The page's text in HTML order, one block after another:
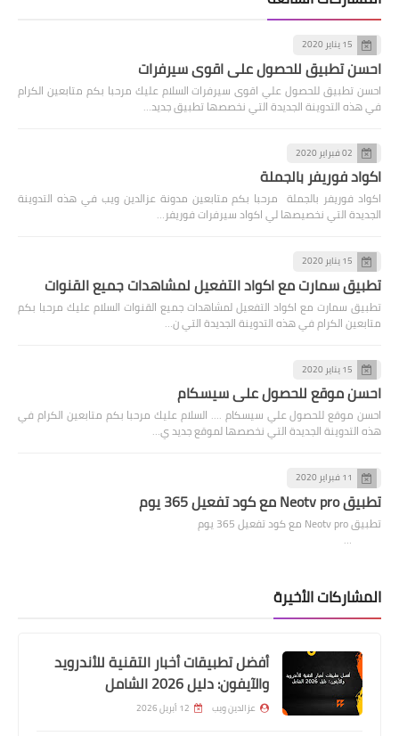
15 يناير 2020
احسن تطبيق للحصول علي اقوى سيرفرات
احسن تطبيق للحصول علي اقوى سيرفرات السلام عليك مرحبا بكم متابعين الكرام
في هذه التدوينة الجديدة التي نخصصها تطبيق جديد…
02 فبراير 2020
اكواد فوريفر بالجملة
اكواد فوريفر بالجملة مرحبا بكم متابعين مدونة عزالدين ويب في هذه التدوينة
الجديدة التي نخصيصها لي اكواد سيرفرات فوريفر…
15 يناير 2020
تطبيق سمارت مع اكواد التفعيل لمشاهدات جميع القنوات
تطبيق سمارت مع اكواد التفعيل لمشاهدات جميع القنوات السلام عليك مرحبا بكم
متابعين الكرام في هذه التدوينة الجديدة التي ن…
15 يناير 2020
احسن موقع للحصول علي سيسكام
احسن موقع للحصول علي سيسكام .... السلام عليك مرحبا بكم متابعين الكرام في
هذه التدوينة الجديدة التي نخصصها لموقع جديد ي…
11 فبراير 2020
تطبيق Neotv pro مع كود تفعيل 365 يوم
تطبيق Neotv pro مع كود تفعيل 365 يوم
…
المشاركات الأخيرة
أفضل تطبيقات أخبار التقنية للأندرويد
والآيفون: دليل 2026 الشامل
عزالدين ويب 12 أبريل 2026